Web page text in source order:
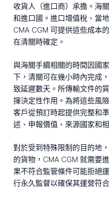
收貨人（進口商）承擔。海
和進口國。進口增值稅、當
CMA CGM 可提供這些成本
在清關時確定。
與海關手續相關的時間因國
下，清關可在幾小時內完成
致延遲數天。所傳輸文件的
揮決定性作用。為將這些風
客戶從預訂時起提供完整和
述、申報價值、來源國家和
對於受到特殊限制的目的地
的貨物，CMA CGM 就需要
果不符合監管條件可能拒絕
行永久監督以確保其運營符合